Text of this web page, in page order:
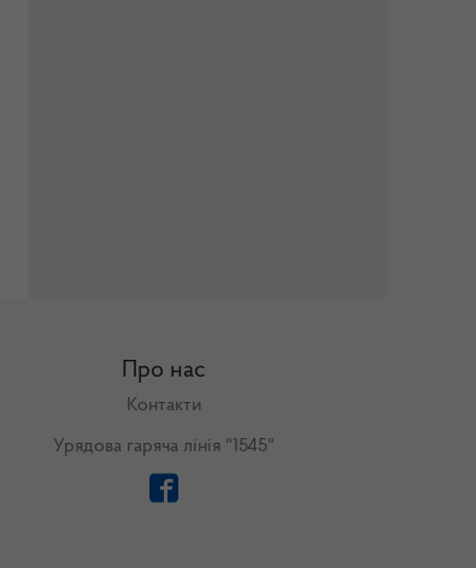
Про нас
Контакти
Урядова гаряча лінія "1545"